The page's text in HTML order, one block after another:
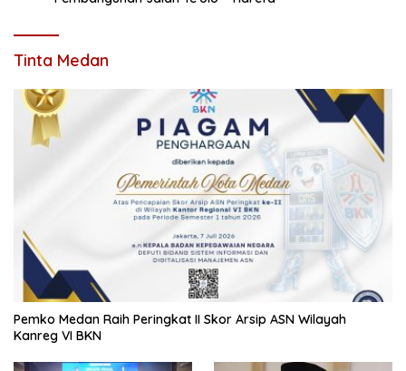
Tinta Medan
Pemko Medan Raih Peringkat II Skor Arsip ASN Wilayah
Kanreg VI BKN